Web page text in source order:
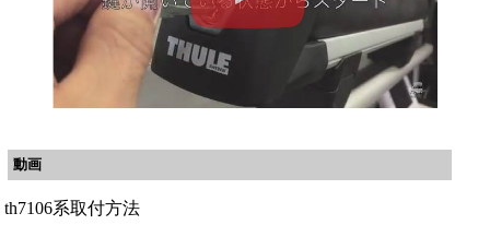
動画
th7106系取付方法